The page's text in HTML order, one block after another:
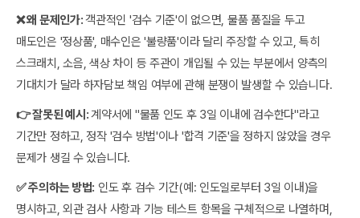
❌ 왜 문제인가:객관적인 '검수 기준'이 없으면, 물품 품질을 두고
매도인은 '정상품', 매수인은 '불량품'이라 달리 주장할 수 있고, 특히
스크래치, 소음, 색상 차이 등 주관이 개입될 수 있는 부분에서 양측의
기대치가 달라 하자담보 책임 여부에 관해 분쟁이 발생할 수 있습니다.
👉 잘못된 예시:계약서에 "물품 인도 후 3일 이내에 검수한다"라고
기간만 정하고, 정작 '검수 방법'이나 '합격 기준'을 정하지 않았을 경우
문제가 생길 수 있습니다.
✅ 주의하는 방법: 인도 후 검수 기간(예: 인도일로부터 3일 이내)을
명시하고, 외관 검사 사항과 기능 테스트 항목을 구체적으로 나열하며,